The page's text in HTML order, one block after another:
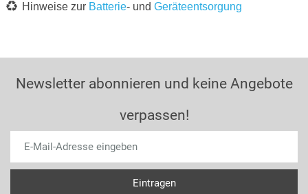
Hinweise zur Batterie- und Geräteentsorgung
Newsletter abonnieren und keine Angebote
verpassen!